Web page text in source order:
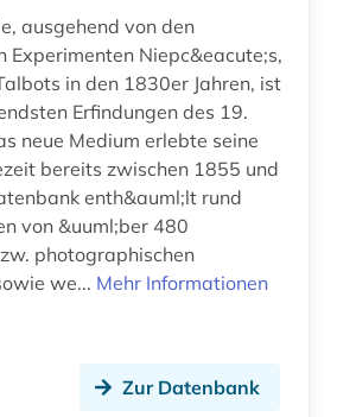
dokumentenserver (1)
(1)
dreißigjähriger krieg (2)
ausgehend von den
Experimenten Niepc&eacute;s,
in den 1830er Jahren, ist
Erfindungen des 19.
neue Medium erlebte seine
bereits zwischen 1855 und
enth&auml;lt rund
von &uuml;ber 480
photographischen
we... Mehr Informationen
Zur Datenbank